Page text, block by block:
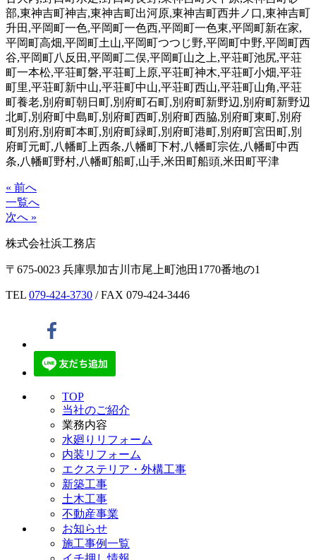
部,東神吉町神吉,東神吉町出河原,東神吉町西井ノ口,東神吉町
升田,平岡町一色,平岡町一色西,平岡町一色東,平岡町新在家,
平岡町高畑,平岡町土山,平岡町つつじ野,平岡町中野,平岡町西
谷,平岡町八反田,平岡町二俣,平岡町山之上,平荘町池尻,平荘
町一本松,平荘町磐,平荘町上原,平荘町神木,平荘町小畑,平荘
町里,平荘町新中山,平荘町中山,平荘町西山,平荘町山角,平荘
町養老,別府町朝日町,別府町石町,別府町新野辺,別府町新野辺
北町,別府町中島町,別府町西町,別府町西脇,別府町東町,別府
町別府,別府町本町,別府町緑町,別府町港町,別府町宮田町,別
府町元町,八幡町上西条,八幡町下村,八幡町宗佐,八幡町中西
条,八幡町野村,八幡町船町,山手,米田町船頭,米田町平津
« 前へ
一覧へ
次へ »
株式会社浜工務店
〒675-0023 兵庫県加古川市尾上町池田1770番地の1
TEL 079-424-3730 / FAX 079-424-3446
TOP
当社のご紹介
業務内容
水廻りリフォーム
内装リフォーム
エクステリア・外構工事
新築工事
土木工事
不動産事業
お知らせ
施工事例一覧